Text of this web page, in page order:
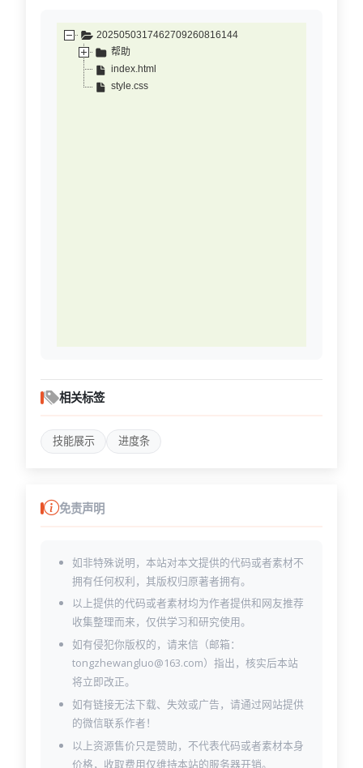
2025050317462709260816144
帮助
index.html
style.css
相关标签
技能展示 进度条
免责声明
如非特殊说明，本站对本文提供的代码或者素材不
拥有任何权利，其版权归原著者拥有。
以上提供的代码或者素材均为作者提供和网友推荐
收集整理而来，仅供学习和研究使用。
如有侵犯你版权的，请来信（邮箱：
tongzhewangluo@163.com）指出，核实后本站
将立即改正。
如有链接无法下载、失效或广告，请通过网站提供
的微信联系作者！
以上资源售价只是赞助，不代表代码或者素材本身
价格，收取费用仅维持本站的服务器开销。